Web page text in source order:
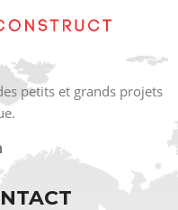
petits et grands projets